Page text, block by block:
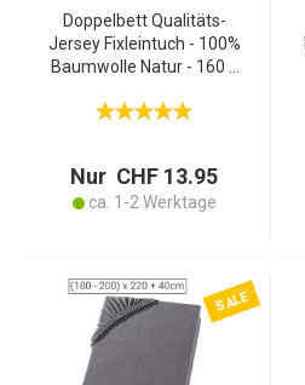
Doppelbett Qualitäts-
Jersey Fixleintuch - 100%
Baumwolle Natur - 160 x
Standard 100 - Elastisch,
Nur CHF 13.95
ca. 1-2 Werktage
SALE